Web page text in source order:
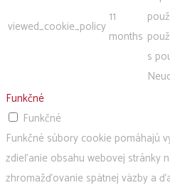
viewed_cookie_policy
11
months
s
Funkčné
Funkčné
Funkčné súbory cookie pomáhajú
zdieľanie obsahu webovej stránky
zhromažďovanie spätnej väzby a